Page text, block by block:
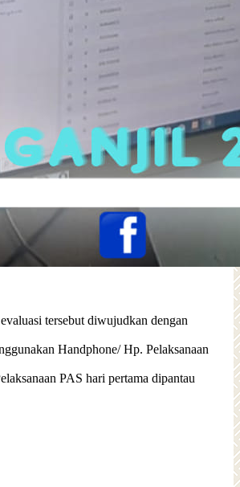
tersebut diwujudkan dengan
Handphone/ Hp. Pelaksanaan
PAS hari pertama dipantau